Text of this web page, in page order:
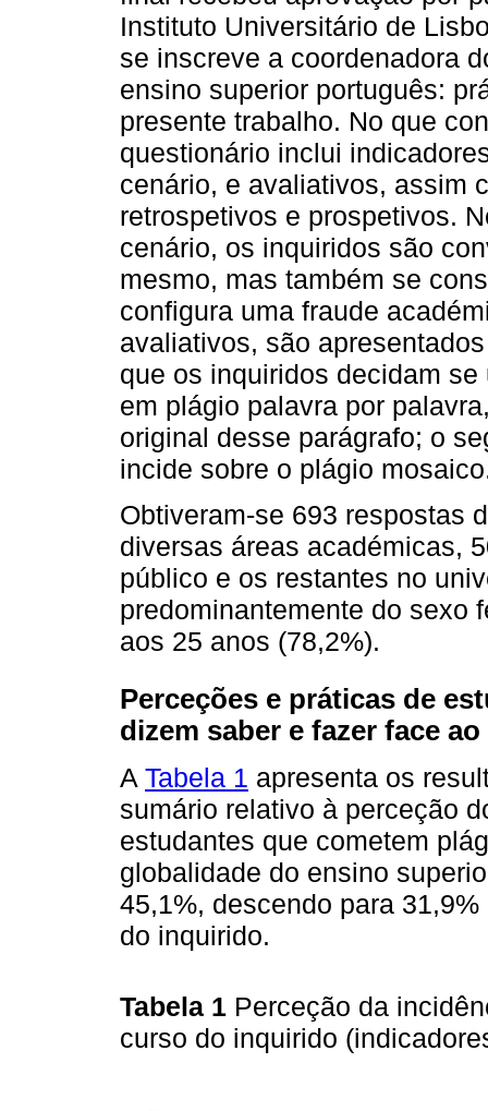
Instituto Universitário de
se inscreve a coordenadora
ensino superior português:
presente trabalho. No que
questionário inclui
cenário, e avaliativos, assim
retrospetivos e prospetivos.
cenário, os inquiridos são
mesmo, mas também se
configura uma fraude
avaliativos, são
que os inquiridos decidam
em plágio palavra por
original desse parágrafo; o
incide sobre o plágio
Obtiveram-se 693 respostas
diversas áreas académicas,
público e os restantes no
predominantemente do sexo
aos 25 anos (78,2%).
Perceções e práticas de
dizem saber e fazer face
A Tabela 1 apresenta os
sumário relativo à perceção
estudantes que cometem
globalidade do ensino
45,1%, descendo para
do inquirido.
Tabela 1 Perceção da
curso do inquirido